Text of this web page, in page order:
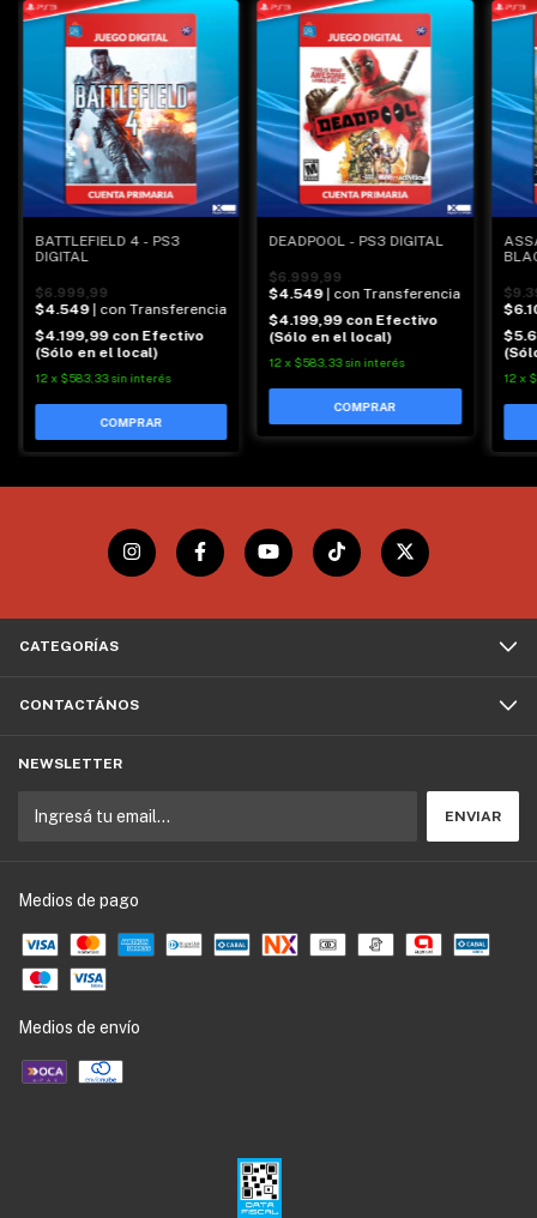
BATTLEFIELD 4 - PS3
DIGITAL
$6.999,99
$4.549 | con Transferencia
$4.199,99 con Efectivo
(Sólo en el local)
12 x $583,33 sin interés
DEADPOOL - PS3 DIGITAL
$6.999,99
$4.549 | con Transferencia
$4.199,99 con Efectivo
(Sólo en el local)
12 x $583,33 sin interés
12 x
CATEGORÍAS
CONTACTÁNOS
NEWSLETTER
Medios de pago
Medios de envío